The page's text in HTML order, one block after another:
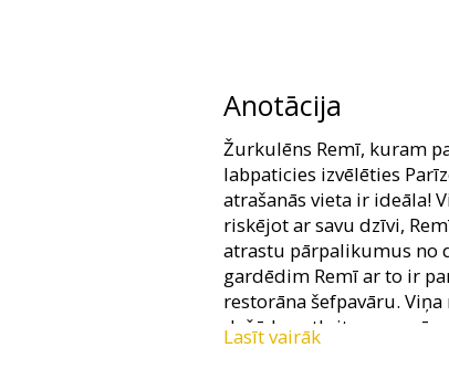
Anotācija
Žurkulēns Remī, kuram
labpaticies izvēlēties
atrašanās vieta ir ideāla!
riskējot ar savu dzīvi,
atrastu pārpalikumus no
gardēdim Remī ar to ir
restorāna šefpavāru.
dažādus atkritumus,
tradīcijām, restorāna
Lasīt vairāk